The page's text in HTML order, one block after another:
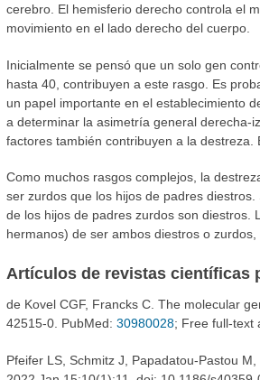
cerebro. El hemisferio derecho controla el
movimiento en el lado derecho del cuerpo.
Inicialmente se pensó que un solo gen
hasta 40, contribuyen a este rasgo. Es
un papel importante en el establecimiento
a determinar la asimetría general derecha-
factores también contribuyen a la destreza.
Como muchos rasgos complejos, la
ser zurdos que los hijos de padres
de los hijos de padres zurdos son diestros.
hermanos) de ser ambos diestros o
Artículos de revistas científicas
de Kovel CGF, Francks C. The molecular
42515-0. PubMed: 30980028; Free full-text
Pfeifer LS, Schmitz J, Papadatou-Pastou